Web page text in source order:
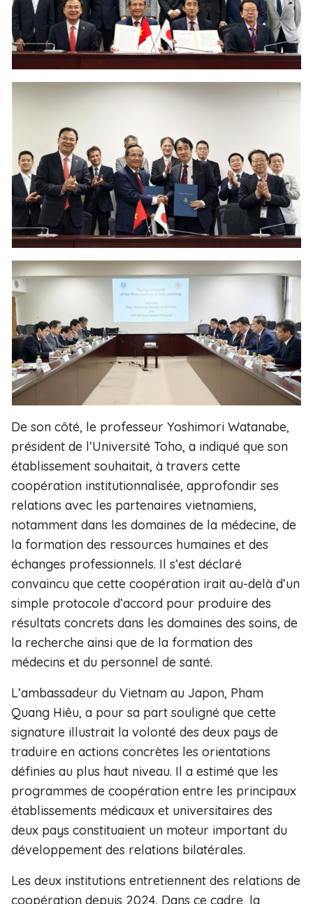
De son côté, le professeur Yoshimori Watanabe,
président de l’Université Toho, a indiqué que son
établissement souhaitait, à travers cette
coopération institutionnalisée, approfondir ses
relations avec les partenaires vietnamiens,
notamment dans les domaines de la médecine, de
la formation des ressources humaines et des
échanges professionnels. Il s’est déclaré
convaincu que cette coopération irait au-delà d’un
simple protocole d’accord pour produire des
résultats concrets dans les domaines des soins, de
la recherche ainsi que de la formation des
médecins et du personnel de santé.
L’ambassadeur du Vietnam au Japon, Pham
Quang Hiêu, a pour sa part souligné que cette
signature illustrait la volonté des deux pays de
traduire en actions concrètes les orientations
définies au plus haut niveau. Il a estimé que les
programmes de coopération entre les principaux
établissements médicaux et universitaires des
deux pays constituaient un moteur important du
développement des relations bilatérales.
Les deux institutions entretiennent des relations de
coopération depuis 2024. Dans ce cadre, la